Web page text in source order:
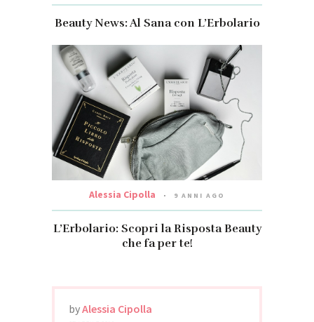
Beauty News: Al Sana con L’Erbolario
Alessia Cipolla 9 ANNI AGO
L’Erbolario: Scopri la Risposta Beauty
che fa per te!
byAlessia Cipolla